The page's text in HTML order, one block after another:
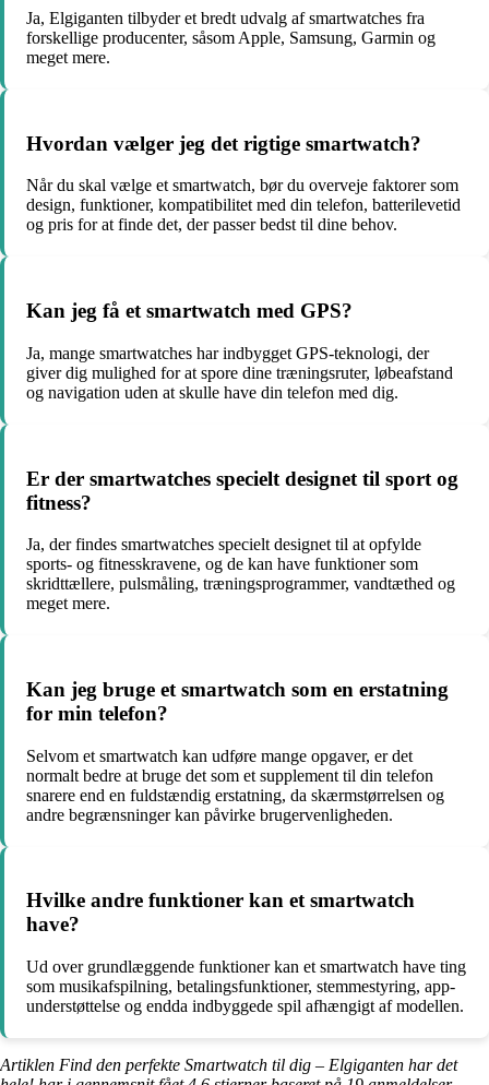
Ja, Elgiganten tilbyder et bredt udvalg af smartwatches fra
forskellige producenter, såsom Apple, Samsung, Garmin og
meget mere.
Hvordan vælger jeg det rigtige smartwatch?
Når du skal vælge et smartwatch, bør du overveje faktorer som
design, funktioner, kompatibilitet med din telefon, batterilevetid
og pris for at finde det, der passer bedst til dine behov.
Kan jeg få et smartwatch med GPS?
Ja, mange smartwatches har indbygget GPS-teknologi, der
giver dig mulighed for at spore dine træningsruter, løbeafstand
og navigation uden at skulle have din telefon med dig.
Er der smartwatches specielt designet til sport og
fitness?
Ja, der findes smartwatches specielt designet til at opfylde
sports- og fitnesskravene, og de kan have funktioner som
skridttællere, pulsmåling, træningsprogrammer, vandtæthed og
meget mere.
Kan jeg bruge et smartwatch som en erstatning
for min telefon?
Selvom et smartwatch kan udføre mange opgaver, er det
normalt bedre at bruge det som et supplement til din telefon
snarere end en fuldstændig erstatning, da skærmstørrelsen og
andre begrænsninger kan påvirke brugervenligheden.
Hvilke andre funktioner kan et smartwatch
have?
Ud over grundlæggende funktioner kan et smartwatch have ting
som musikafspilning, betalingsfunktioner, stemmestyring, app-
understøttelse og endda indbyggede spil afhængigt af modellen.
Artiklen Find den perfekte Smartwatch til dig – Elgiganten har det